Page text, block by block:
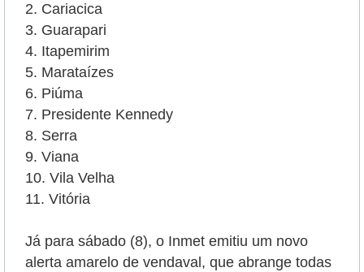
Cariacica
Guarapari
Itapemirim
Marataízes
Piúma
Presidente Kennedy
Serra
Viana
Vila Velha
Vitória
Já para sábado (8), o Inmet emitiu um novo
alerta amarelo de vendaval, que abrange todas